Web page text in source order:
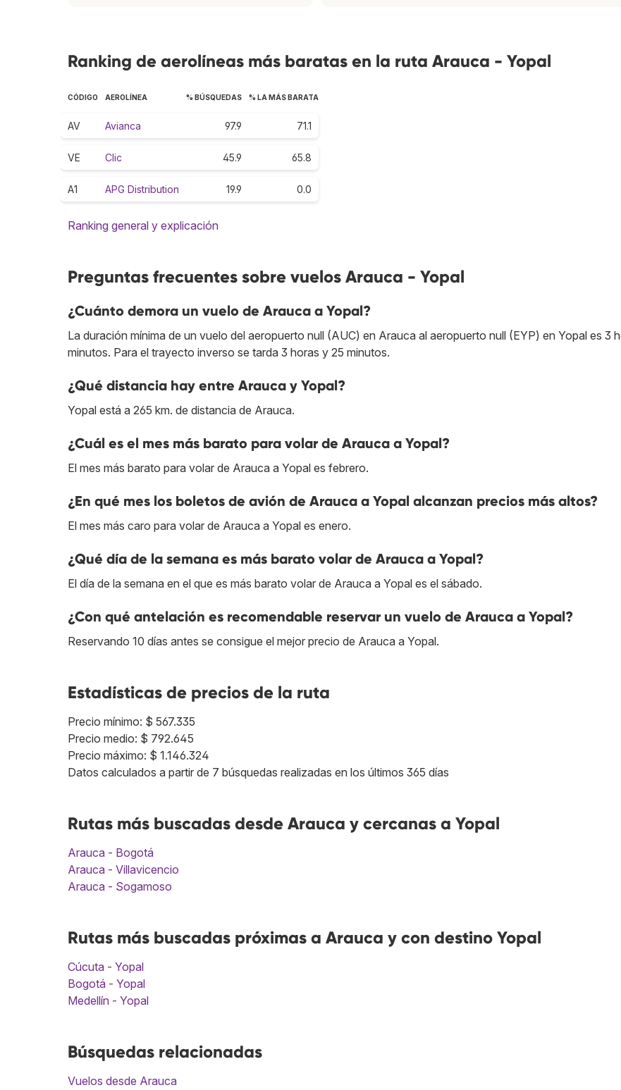
Ranking de aerolíneas más baratas en la ruta Arauca - Yopal
CÓDIGO AEROLÍNEA % BÚSQUEDAS % LA MÁS BARATA
AV Avianca 97.9 71.1
VE Clic 45.9 65.8
A1 APG Distribution 19.9 0.0
Ranking general y explicación
Preguntas frecuentes sobre vuelos Arauca - Yopal
¿Cuánto demora un vuelo de Arauca a Yopal?
La duración mínima de un vuelo del aeropuerto null (AUC) en Arauca al aeropuerto null (EYP) en Yopal es 3
minutos. Para el trayecto inverso se tarda 3 horas y 25 minutos.
¿Qué distancia hay entre Arauca y Yopal?
Yopal está a 265 km. de distancia de Arauca.
¿Cuál es el mes más barato para volar de Arauca a Yopal?
El mes más barato para volar de Arauca a Yopal es febrero.
¿En qué mes los boletos de avión de Arauca a Yopal alcanzan precios más altos?
El mes más caro para volar de Arauca a Yopal es enero.
¿Qué día de la semana es más barato volar de Arauca a Yopal?
El día de la semana en el que es más barato volar de Arauca a Yopal es el sábado.
¿Con qué antelación es recomendable reservar un vuelo de Arauca a Yopal?
Reservando 10 días antes se consigue el mejor precio de Arauca a Yopal.
Estadísticas de precios de la ruta
Precio mínimo: $ 567.335
Precio medio: $ 792.645
Precio máximo: $ 1.146.324
Datos calculados a partir de 7 búsquedas realizadas en los últimos 365 días
Rutas más buscadas desde Arauca y cercanas a Yopal
Arauca - Bogotá
Arauca - Villavicencio
Arauca - Sogamoso
Rutas más buscadas próximas a Arauca y con destino Yopal
Cúcuta - Yopal
Bogotá - Yopal
Medellín - Yopal
Búsquedas relacionadas
Vuelos desde Arauca